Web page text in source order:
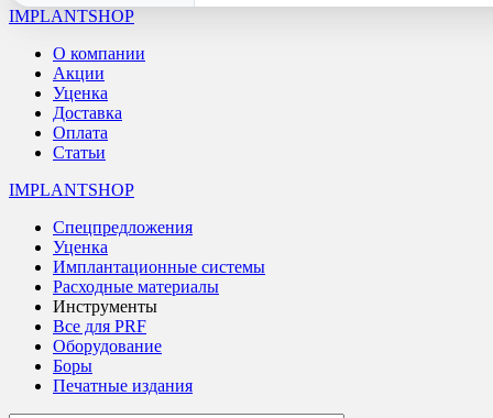
IMPLANTSHOP
О компании
Акции
Уценка
Доставка
Оплата
Статьи
IMPLANTSHOP
Спецпредложения
Уценка
Имплантационные системы
Расходные материалы
Инструменты
Все для PRF
Оборудование
Боры
Печатные издания